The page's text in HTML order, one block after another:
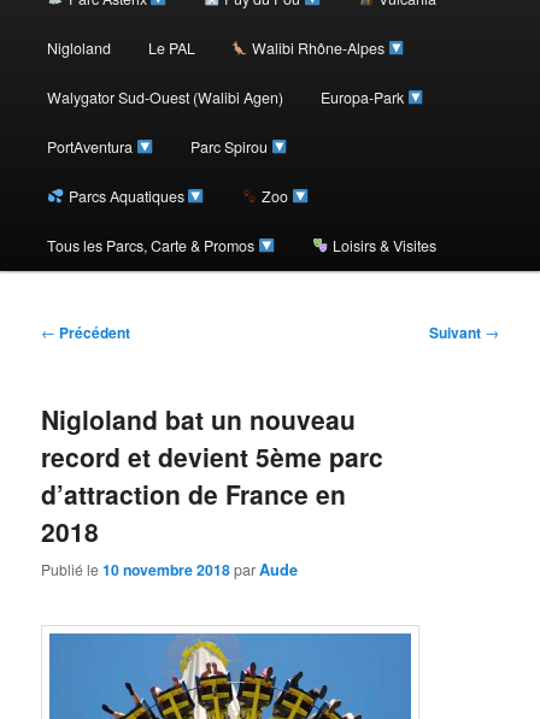
contenu
Nigloland Le PAL Walibi Rhône-Alpes
Walygator Sud-Ouest (Walibi Agen) Europa-Park
PortAventura Parc Spirou
Parcs Aquatiques Zoo
Tous les Parcs, Carte & Promos Loisirs & Visites
Navigation
← Précédent Suivant →
Nigloland bat un nouveau
record et devient 5ème parc
d’attraction de France en
2018
Publié le10 novembre 2018parAude